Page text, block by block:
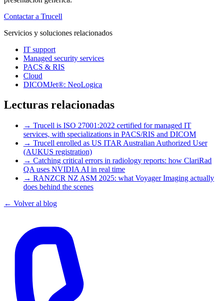
Contactar a Trucell
Servicios y soluciones relacionados
IT support
Managed security services
PACS & RIS
Cloud
DICOMJet®: NeoLogica
Lecturas relacionadas
→ Trucell is ISO 27001:2022 certified for managed IT
services, with specializations in PACS/RIS and DICOM
→ Trucell enrolled as US ITAR Australian Authorized User
(AUKUS registration)
→ Catching critical errors in radiology reports: how ClariRad
QA uses NVIDIA AI in real time
→ RANZCR NZ ASM 2025: what Voyager Imaging actually
does behind the scenes
← Volver al blog